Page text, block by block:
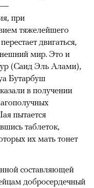
—
при
тяжелейшего
двигаться,
мир. Это и
(Саид Эль Алами),
Бутарбуш
в получении
пытается
таблеток,
их мать тонет
составляющей
добросердечный